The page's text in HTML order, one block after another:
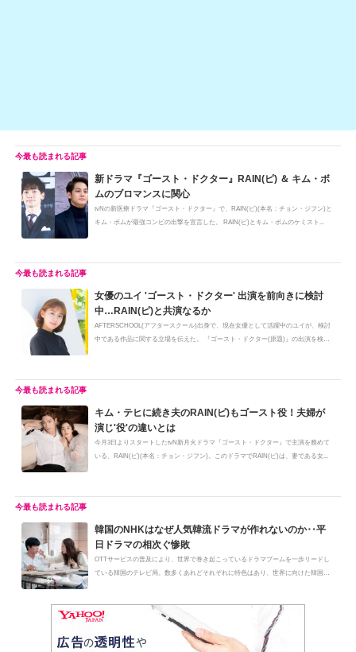
新ドラマ『ゴースト・ドクター』RAIN(ピ) ＆ キム・ボ
ムのブロマンスに関心
tvNの新医療ドラマ『ゴースト・ドクター』で、RAIN(ピ)(本名：チョン・ジフン)と
キム・ボムが最強コンビの出撃を宣言した。 RAIN(ピ)とキム・ボムのケミスト...
女優のユイ 'ゴースト・ドクター' 出演を前向きに検討
中…RAIN(ピ)と共演なるか
AFTERSCHOOL(アフタースクール)出身で、現在女優として活躍中のユイが、検討
中である作品に関する立場を伝えた。 『ゴースト・ドクター(原題)』の出演を検
キム・テヒに続き夫のRAIN(ピ)もゴースト役！夫婦が
演じ'役'の違いとは
今月3日よりスタートしたtvN新月火ドラマ『ゴースト・ドクター』で主演を務めて
いる、RAIN(ピ)(本名：チョン・ジフン)。このドラマでRAIN(ピ)は、妻である女...
韓国のNHKはなぜ人気韓流ドラマが作れないのか‥平
日ドラマの相次ぐ惨敗
OTTサービスの普及により、世界で巻き起こっているドラマブームを一歩リードし
ている韓国のテレビ局。数多くあれどそれぞれに特色はあり、世界に向けた韓国